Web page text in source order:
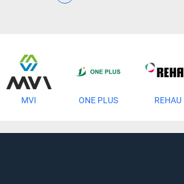
MVI ONE PLUS REHAU